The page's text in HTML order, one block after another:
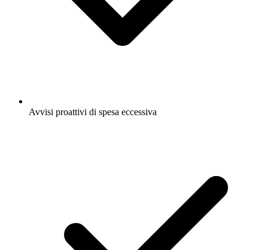
Avvisi proattivi di spesa eccessiva